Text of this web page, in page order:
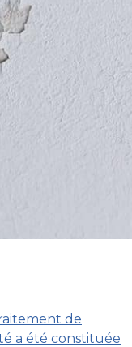
de
a été constituée